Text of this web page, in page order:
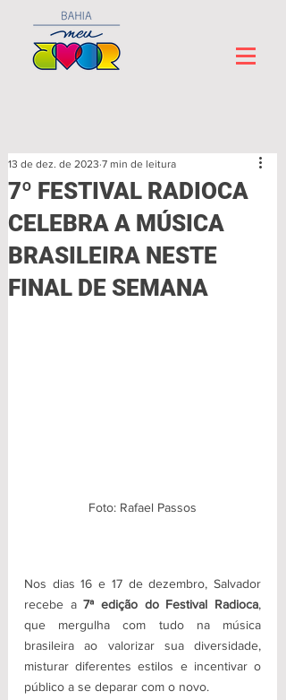
7º FESTIVAL RADIOCA
CELEBRA A MÚSICA
BRASILEIRA NESTE
FINAL DE SEMANA
13 de dez. de 2023 7 min de leitura
Foto: Rafael Passos
Nos dias 16 e 17 de dezembro, Salvador
recebe a 7ª edição do Festival Radioca,
que mergulha com tudo na música
brasileira ao valorizar sua diversidade,
misturar diferentes estilos e incentivar o
público a se deparar com o novo.